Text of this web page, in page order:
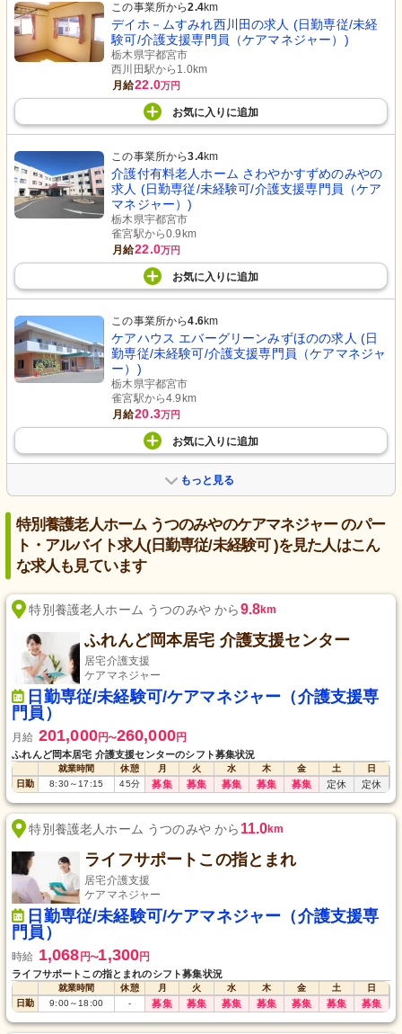
この事業所から2.4km
デイホ－ムすみれ西川田の求人 (日勤専従/未経
験可/介護支援専門員（ケアマネジャー）)
栃木県宇都宮市
西川田駅から1.0km
月給22.0万円
お気に入り に追加
この事業所から3.4km
介護付有料老人ホーム さわやかすずめのみやの
求人 (日勤専従/未経験可/介護支援専門員（ケア
マネジャー）)
栃木県宇都宮市
雀宮駅から0.9km
月給22.0万円
お気に入り に追加
この事業所から4.6km
ケアハウス エバーグリーンみずほのの求人 (日
勤専従/未経験可/介護支援専門員（ケアマネジャ
ー）)
栃木県宇都宮市
雀宮駅から4.9km
月給20.3万円
お気に入り に追加
もっと見る
特別養護老人ホーム うつのみやのケアマネジャー のパー
ト・アルバイト求人(日勤専従/未経験可 )を見た人はこん
な求人も見ています
特別養護老人ホーム うつのみや から9.8km
ふれんど岡本居宅 介護支援センター
居宅介護支援
ケアマネジャー
日勤専従/未経験可/ケアマネジャー（介護支援専
門員）
月給 201,000円〜260,000円
ふれんど岡本居宅 介護支援センターのシフト募集状況
就業時間 休憩 月 火 水 木 金 土
日
日勤
8:30～17:15 45分 募集 募集 募集 募集 募集 定休 定休
特別養護老人ホーム うつのみや から 11.0km
ライフサポートこの指とまれ
居宅介護支援
ケアマネジャー
日勤専従/未経験可/ケアマネジャー（介護支援専
門員）
時給 1,068 円〜1,300円
ライフサポートこの指とまれのシフト募集状況
就業時間 休憩 月 火 水 木 金 土
日
日勤
9:00～18:00 - 募集 募集 募集 募集 募集 募集 募集